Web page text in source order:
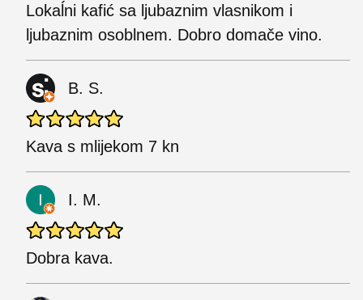
Lokaĺni kafić sa ljubaznim vlasnikom i
ljubaznim osoblnem. Dobro domače vino.
B. S.
Kava s mlijekom 7 kn
I. M.
Dobra kava.